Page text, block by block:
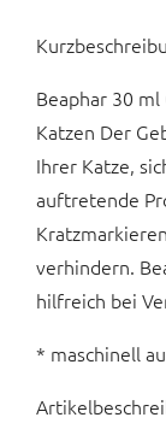
Beaphar 30
Katzen Der
Ihrer Katze,
auftretende
verhindern.
hilfreich bei
* maschinell